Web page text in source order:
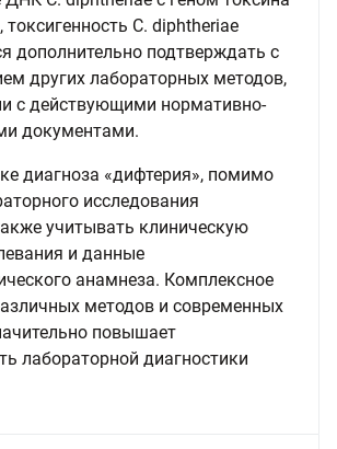
токсигенность C. diphtheriae
дополнительно подтверждать с
других лабораторных методов,
с действующими нормативно-
документами.
диагноза «дифтерия», помимо
исследования
учитывать клиническую
и данные
анамнеза. Комплексное
методов и современных
повышает
лабораторной диагностики